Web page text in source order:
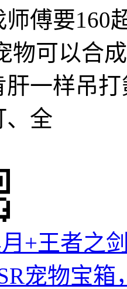
傅要160
物可以合
肝一样吊
、全
月+王者之
宠物宝箱